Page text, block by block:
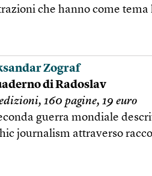
che hanno come tema
Zograf
di Radoslav
160 pagine, 19 euro
guerra mondiale
journalism attraverso